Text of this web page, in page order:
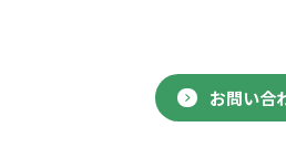
お問い合